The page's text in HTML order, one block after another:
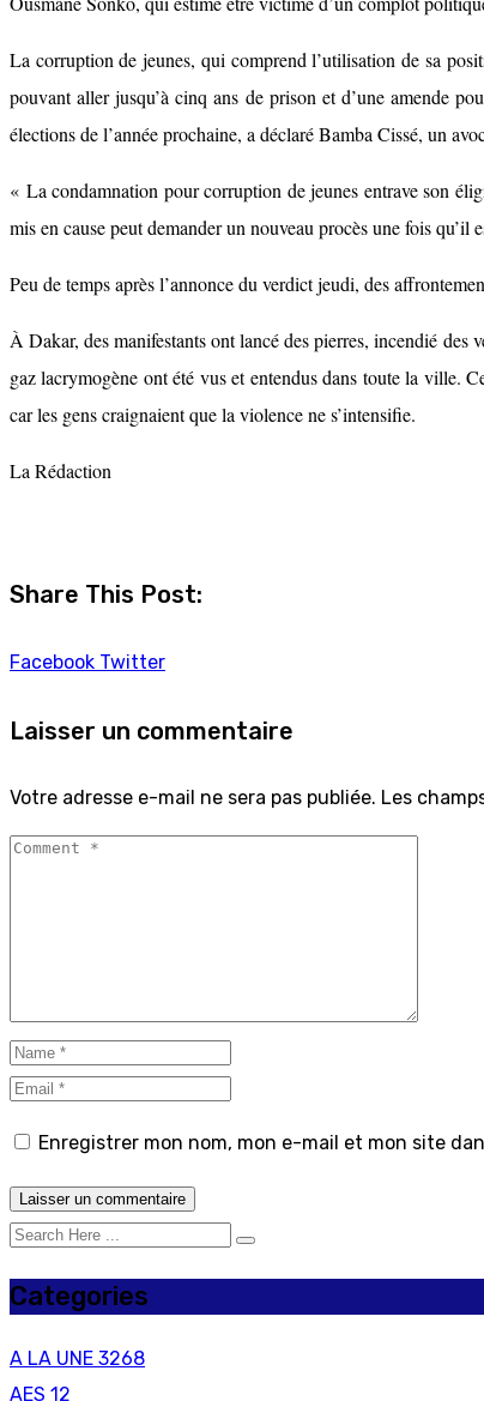
La corruption de jeunes, qui comprend l’utilisation de sa
pouvant aller jusqu’à cinq ans de prison et d’une amende
élections de l’année prochaine, a déclaré Bamba Cissé, un
« La condamnation pour corruption de jeunes entrave son
mis en cause peut demander un nouveau procès une fois
Peu de temps après l’annonce du verdict jeudi, des
À Dakar, des manifestants ont lancé des pierres, incendié
gaz lacrymogène ont été vus et entendus dans toute la ville.
car les gens craignaient que la violence ne s’intensifie.
La Rédaction
Share This Post:
Facebook Twitter
Laisser un commentaire
Votre adresse e-mail ne sera pas publiée. Les
Enregistrer mon nom, mon e-mail et mon site
Categories
A LA UNE 3268
AES 12